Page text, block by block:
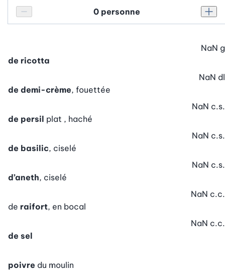
Réduire le nombre de personnes
Personnes
de ricotta
NaN g
de demi-crème, fouettée
NaN dl
de persil plat , haché
NaN c.s.
de basilic, ciselé
NaN c.s.
d’aneth, ciselé
NaN c.s.
de raifort, en bocal
NaN c.c.
de sel
NaN c.c.
poivre du moulin